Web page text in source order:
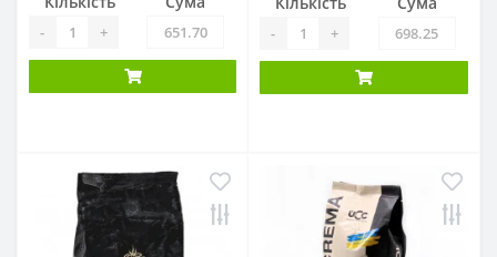
- + - +